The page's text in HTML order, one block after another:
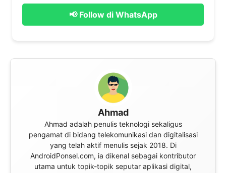
📢 Follow di WhatsApp
Ahmad
Ahmad adalah penulis teknologi sekaligus
pengamat di bidang telekomunikasi dan digitalisasi
yang telah aktif menulis sejak 2018. Di
AndroidPonsel.com, ia dikenal sebagai kontributor
utama untuk topik-topik seputar aplikasi digital,